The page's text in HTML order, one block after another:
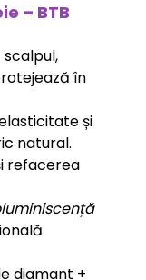
– BTB
în
și
natural.
refacerea
diamant +